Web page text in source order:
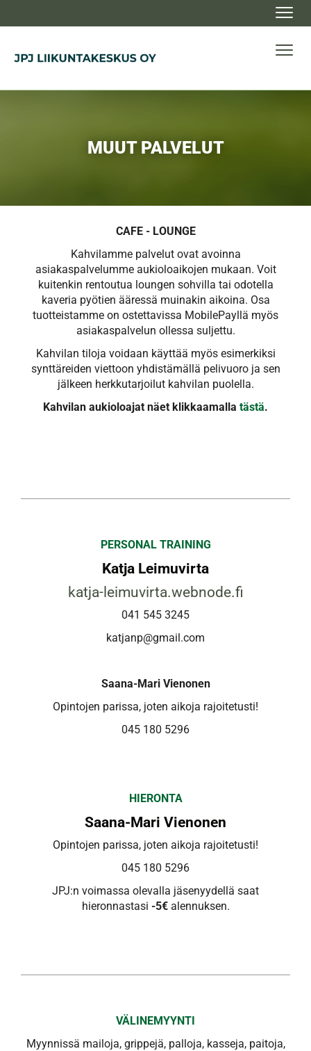
MUUT PALVELUT
CAFE - LOUNGE
Kahvilamme palvelut ovat avoinna
asiakaspalvelumme aukioloaikojen mukaan. Voit
kuitenkin rentoutua loungen sohvilla tai odotella
kaveria pyötien ääressä muinakin aikoina. Osa
tuotteistamme on ostettavissa MobilePayllä myös
asiakaspalvelun ollessa suljettu.
Kahvilan tiloja voidaan käyttää myös esimerkiksi
synttäreiden viettoon yhdistämällä pelivuoro ja sen
jälkeen herkkutarjoilut kahvilan puolella.
Kahvilan aukioloajat näet klikkaamalla tästä.
PERSONAL TRAINING
Katja Leimuvirta
katja-leimuvirta.webnode.fi
041 545 3245
katjanp@gmail.com
Saana-Mari Vienonen
Opintojen parissa, joten aikoja rajoitetusti!
045 180 5296
HIERONTA
Saana-Mari Vienonen
Opintojen parissa, joten aikoja rajoitetusti!
045 180 5296
JPJ:n voimassa olevalla jäsenyydellä saat
hieronnastasi -5€alennuksen.
VÄLINEMYYNTI
Myynnissä mailoja, grippejä, palloja, kasseja, paitoja,